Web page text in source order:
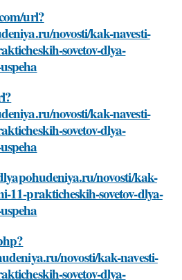
url?
novosti/kak-navesti-
sovetov-dlya-
novosti/kak-navesti-
sovetov-dlya-
novosti/kak-
11-prakticheskih-sovetov-dlya-
novosti/kak-navesti-
sovetov-dlya-